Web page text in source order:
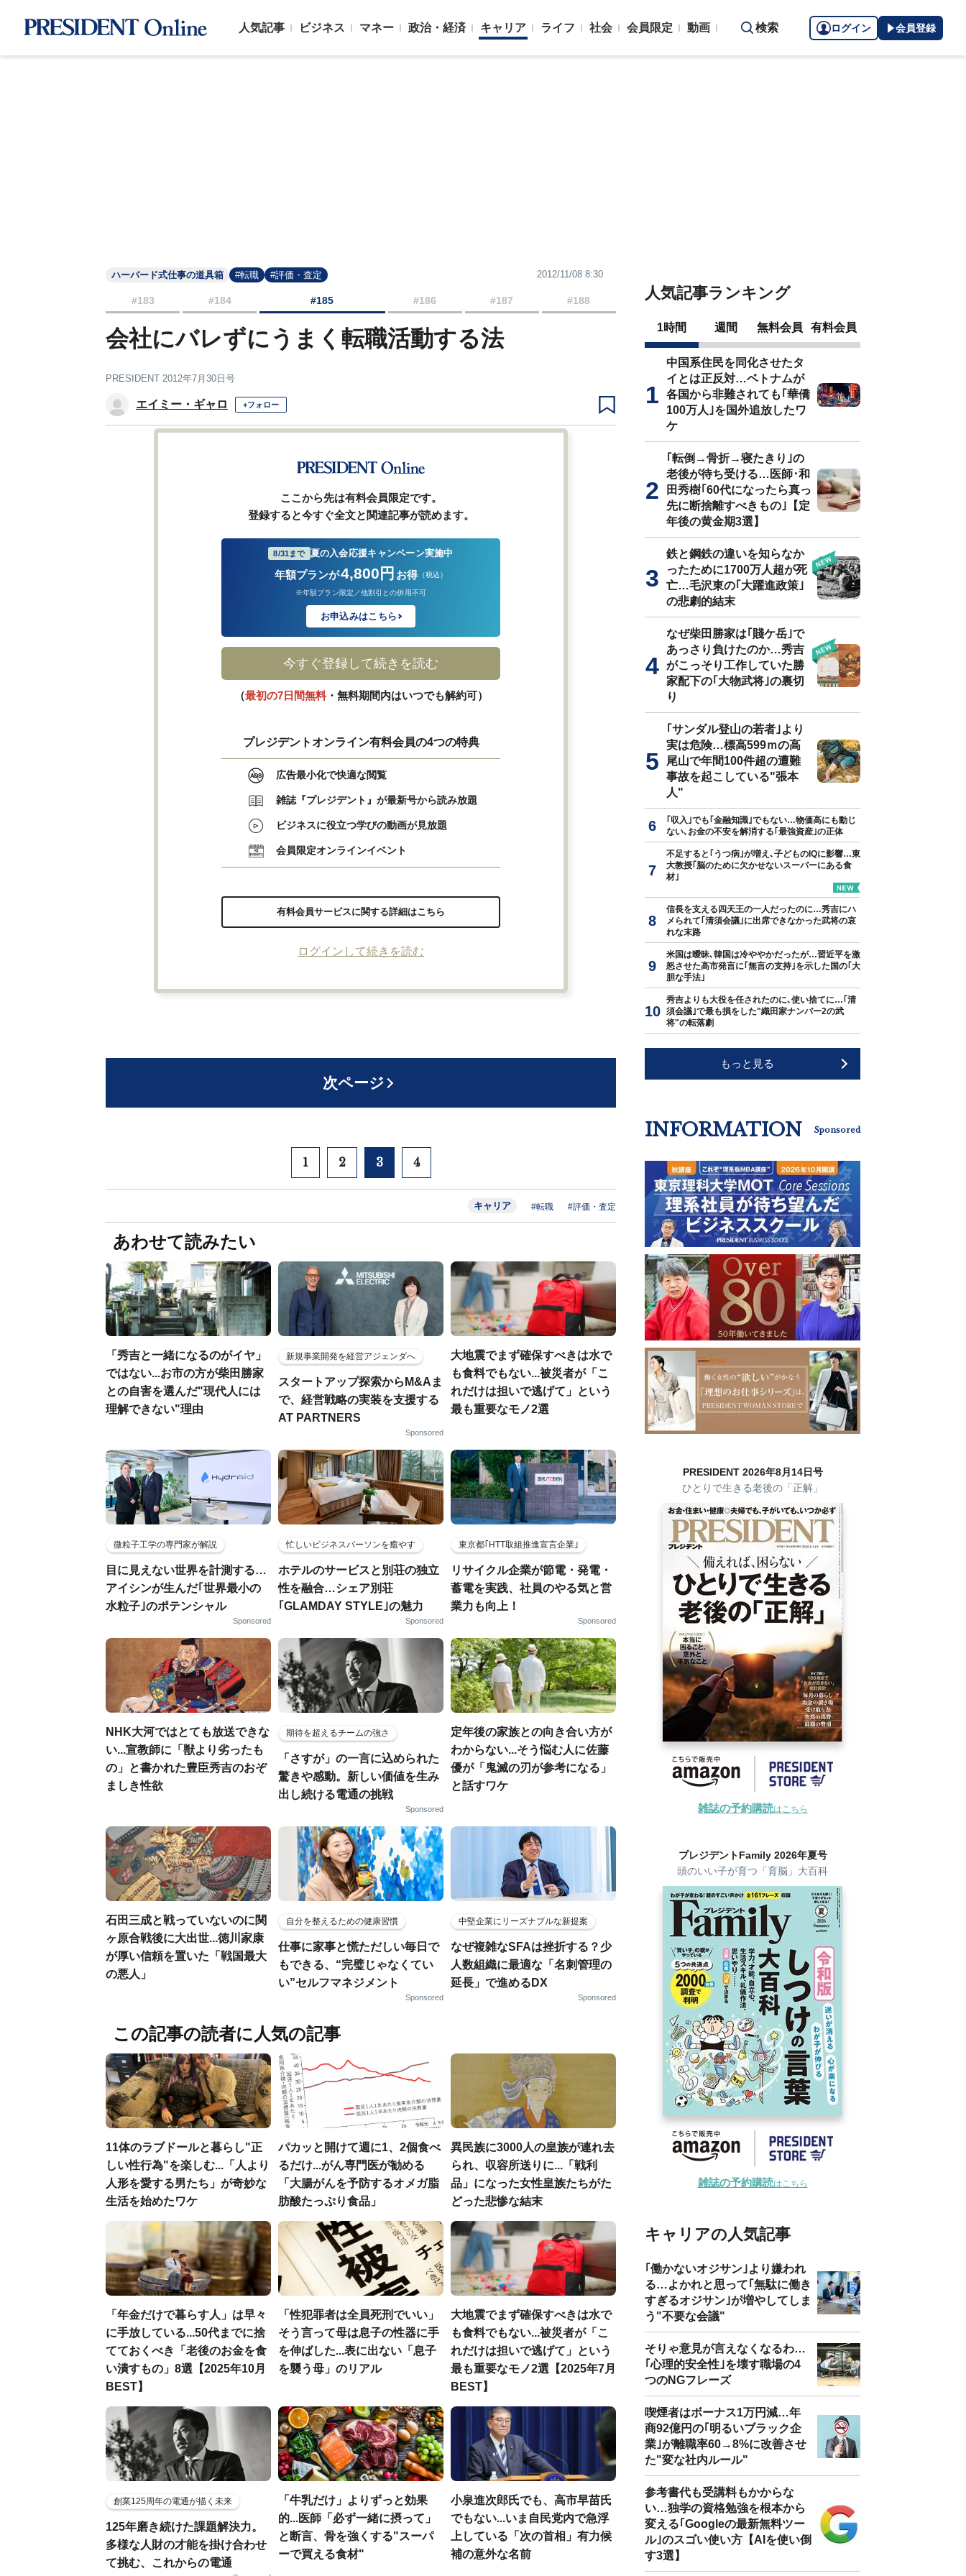
人気記事 ビジネス マネー 政治・経済 キャリア ライフ 社会 会員限定 動画 検索 ログイン 会員登録
ハーバード式仕事の道具箱 #転職 #評価・査定 2012/11/08 8:30
#183 #184 #185 #186 #187 #188
会社にバレずにうまく転職活動する法
PRESIDENT 2012年7月30日号
エイミー・ギャロ +フォロー
ここから先は有料会員限定です。
登録すると今すぐ全文と関連記事が読めます。
8/31まで 夏の入会応援キャンペーン実施中
年額プランが4,800円 お得 （税込）
※年額プラン限定／他割引との併用不可
お申込みはこちら
今すぐ登録して続きを読む
（最初の7日間無料・無料期間内はいつでも解約可）
プレジデントオンライン有料会員の4つの特典
広告最小化で快適な閲覧
雑誌『プレジデント』が最新号から読み放題
ビジネスに役立つ学びの動画が見放題
会員限定オンラインイベント
有料会員サービスに関する詳細はこちら
ログインして続きを読む
次ページ
1 2 3 4
キャリア #転職 #評価・査定
あわせて読みたい
「秀吉と一緒になるのがイヤ」
ではない...お市の方が柴田勝家
との自害を選んだ"現代人には
理解できない"理由
新規事業開発を経営アジェンダへ
スタートアップ探索からM&Aま
で、経営戦略の実装を支援する
AT PARTNERS
Sponsored
大地震でまず確保すべきは水で
も食料でもない...被災者が「こ
れだけは担いで逃げて」という
最も重要なモノ2選
微粒子工学の専門家が解説
目に見えない世界を計測する…
アイシンが生んだ｢世界最小の
水粒子｣のポテンシャル
Sponsored
忙しいビジネスパーソンを癒やす
ホテルのサービスと別荘の独立
性を融合…シェア別荘
｢GLAMDAY STYLE｣の魅力
Sponsored
東京都｢HTT取組推進宣言企業｣
リサイクル企業が節電・発電・
蓄電を実践、社員のやる気と営
業力も向上！
Sponsored
NHK大河ではとても放送できな
い...宣教師に「獣より劣ったも
の」と書かれた豊臣秀吉のおぞ
ましき性欲
期待を超えるチームの強さ
「さすが」の一言に込められた
驚きや感動。新しい価値を生み
出し続ける電通の挑戦
Sponsored
定年後の家族との向き合い方が
わからない...そう悩む人に佐藤
優が「鬼滅の刃が参考になる」
と話すワケ
石田三成と戦っていないのに関
ヶ原合戦後に大出世...徳川家康
が厚い信頼を置いた「戦国最大
の悪人」
自分を整えるための健康習慣
仕事に家事と慌ただしい毎日で
もできる、“完璧じゃなくてい
い”セルフマネジメント
Sponsored
中堅企業にリーズナブルな新提案
なぜ複雑なSFAは挫折する？少
人数組織に最適な「名刺管理の
延長」で進めるDX
Sponsored
この記事の読者に人気の記事
11体のラブドールと暮らし"正
しい性行為"を楽しむ...「人より
人形を愛する男たち」が奇妙な
生活を始めたワケ
パカッと開けて週に1、2個食べ
るだけ...がん専門医が勧める
「大腸がんを予防するオメガ脂
肪酸たっぷり食品」
異民族に3000人の皇族が連れ去
られ、収容所送りに...「戦利
品」になった女性皇族たちがた
どった悲惨な結末
「年金だけで暮らす人」は早々
に手放している...50代までに捨
てておくべき「老後のお金を食
い潰すもの」8選【2025年10月
BEST】
「性犯罪者は全員死刑でいい」
そう言って母は息子の性器に手
を伸ばした...表に出ない「息子
を襲う母」のリアル
大地震でまず確保すべきは水で
も食料でもない...被災者が「こ
れだけは担いで逃げて」という
最も重要なモノ2選【2025年7月
BEST】
創業125周年の電通が描く未来
125年磨き続けた課題解決力。
多様な人財の才能を掛け合わせ
て挑む、これからの電通
「牛乳だけ」よりずっと効果
的...医師「必ず一緒に摂って」
と断言、骨を強くする"スーパ
ーで買える食材"
小泉進次郎氏でも、高市早苗氏
でもない...いま自民党内で急浮
上している「次の首相」有力候
補の意外な名前
人気記事ランキング
1時間 週間 無料会員 有料会員
中国系住民を同化させたタ
イとは正反対…ベトナムが
各国から非難されても｢華僑
100万人｣を国外追放したワ
ケ
｢転倒→骨折→寝たきり｣の
老後が待ち受ける…医師･和
田秀樹｢60代になったら真っ
先に断捨離すべきもの｣【定
年後の黄金期3選】
鉄と鋼鉄の違いを知らなか
ったために1700万人超が死
亡…毛沢東の｢大躍進政策｣
の悲劇的結末
なぜ柴田勝家は｢賤ケ岳｣で
あっさり負けたのか…秀吉
がこっそり工作していた勝
家配下の｢大物武将｣の裏切
り
｢サンダル登山の若者｣より
実は危険…標高599ｍの高
尾山で年間100件超の遭難
事故を起こしている"張本
人"
｢収入｣でも｢金融知識｣でもない…物価高にも動じ
ない､お金の不安を解消する｢最強資産｣の正体
不足すると｢うつ病｣が増え､子どものIQに影響…東
大教授｢脳のために欠かせないスーパーにある食
材｣
信長を支える四天王の一人だったのに…秀吉にハ
メられて｢清須会議｣に出席できなかった武将の哀
れな末路
米国は曖昧､韓国は冷ややかだったが…習近平を激
怒させた高市発言に｢無言の支持｣を示した国の｢大
胆な手法｣
秀吉よりも大役を任されたのに､使い捨てに…｢清
須会議｣で最も損をした"織田家ナンバー2の武
将"の転落劇
もっと見る
INFORMATION Sponsored
PRESIDENT 2026年8月14日号
ひとりで生きる老後の「正解」
雑誌の予約購読はこちら
プレジデントFamily 2026年夏号
頭のいい子が育つ「育脳」大百科
雑誌の予約購読はこちら
キャリアの人気記事
｢働かないオジサン｣より嫌われ
る…よかれと思って｢無駄に働き
すぎるオジサン｣が増やしてしま
う"不要な会議"
そりゃ意見が言えなくなるわ…
｢心理的安全性｣を壊す職場の4
つのNGフレーズ
喫煙者はボーナス1万円減…年
商92億円の｢明るいブラック企
業｣が離職率60→8%に改善させ
た"変な社内ルール"
参考書代も受講料もかからな
い…独学の資格勉強を根本から
変える｢Googleの最新無料ツー
ル｣のスゴい使い方【AIを使い倒
す3選】